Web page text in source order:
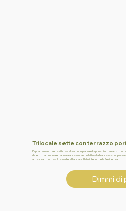
Trilocale sette con terrazzo
L’appartamento sette si trova al secondo piano e dispone di un terrazzo
da letto matrimoniale, camera accessoria con letto alla francese e doppio
attrezzato con tavolo e sedie, affaccia sul lato interno della Residenza.
Dimmi di